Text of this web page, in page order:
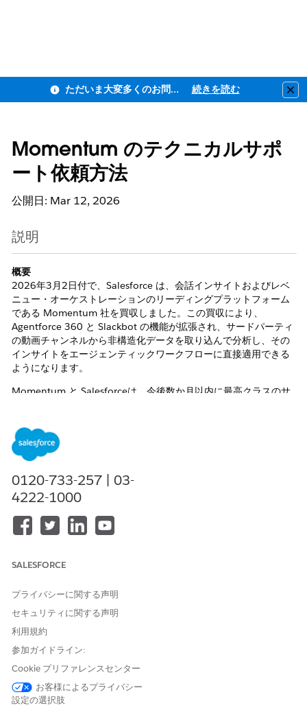
ただいま大変多くのお問い合わせをいただいており、ご連絡までにお時間を頂戴しております 続きを読む
Momentum のテクニカルサポ
ート依頼方法
公開日: Mar 12, 2026
説明
概要
2026年3月2日付で、Salesforce は、会話インサイトおよびレベ
ニュー・オーケストレーションのリーディングプラットフォーム
である Momentum 社を買収しました。この買収により、
Agentforce 360 と Slackbot の機能が拡張され、サードパーティ
の動画チャンネルから非構造化データを取り込んで分析し、その
インサイトをエージェンティックワークフローに直接適用できる
ようになります。
Momentum と Salesforceは、今後数か月以内に最高クラスのサ
サポートやサクセス体験に変更がある場合は、その変更が適用さ
れる前に事前にお知らせいたします。現時点で Momentum 製品
カスタマーサクセスマネージャーにご連絡いただくか、
support@momentum.io までメールでお問い合わせください。
すでに Salesforce をご利用中のお客様で、Momentum 製品の購
入にご興味がある場合は、購入方法の詳細について担当のアカウ
追加リソース
Salesforce Signs Definitive Agreement to Acquire Momentum
ナレッジ記事番号
005316427
0120-733-257 | 03-
4222-1000
SALESFORCE
プライバシーに関する声明
セキュリティに関する声明
利用規約
参加ガイドライン:
Cookie プリファレンスセンター
お客様によるプライバシー
設定の選択肢